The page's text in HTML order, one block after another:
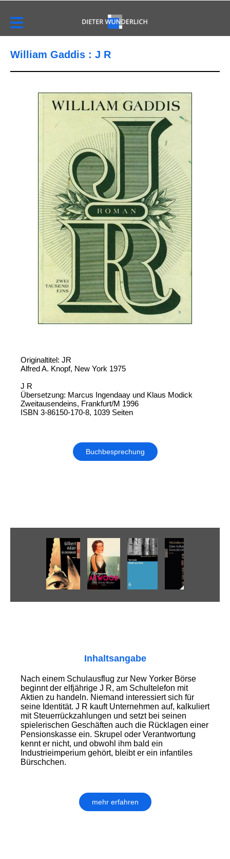
William Gaddis : J R
Originaltitel: JR
Alfred A. Knopf, New York 1975
J R
Übersetzung: Marcus Ingendaay und Klaus Modick
Zweitausendeins, Frankfurt/M 1996
ISBN 3-86150-170-8, 1039 Seiten
Buchbesprechung
Inhaltsangabe
Nach einem Schulausflug zur New Yorker Börse
beginnt der elfjährige J R, am Schultelefon mit
Aktien zu handeln. Niemand interessiert sich für
seine Identität. J R kauft Unternehmen auf, kalkuliert
mit Steuerrückzahlungen und setzt bei seinen
spielerischen Geschäften auch die Rücklagen einer
Pensionskasse ein. Skrupel oder Verantwortung
kennt er nicht, und obwohl ihm bald ein
Industrieimperium gehört, bleibt er ein infantiles
Bürschchen.
mehr erfahren